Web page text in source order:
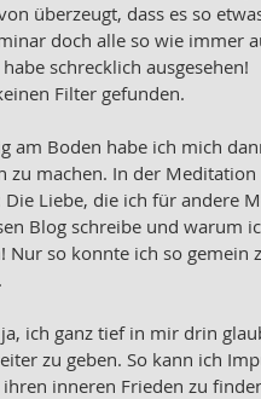
überzeugt, dass es so
doch alle so wie immer
schrecklich ausgesehen!
Filter gefunden.
am Boden habe ich mich
zu machen. In der
Liebe, die ich für andere
Blog schreibe und warum
so konnte ich so gemein
ich ganz tief in mir drin
zu geben. So kann ich
inneren Frieden zu